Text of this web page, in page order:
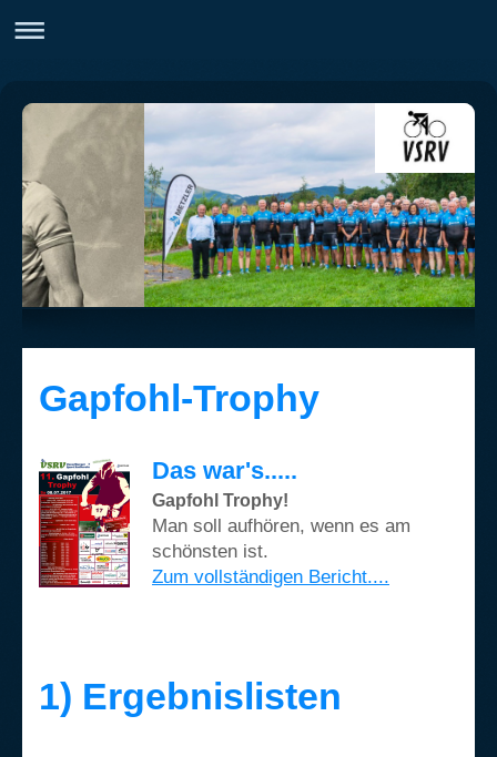
Gapfohl-Trophy
Das war's.....
Gapfohl Trophy!
Man soll aufhören, wenn es am
schönsten ist.
Zum vollständigen Bericht....
1) Ergebnislisten